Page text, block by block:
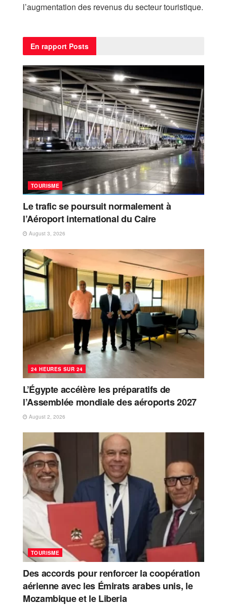
l’augmentation des revenus du secteur touristique.
En rapport Posts
TOURISME
Le trafic se poursuit normalement à
l’Aéroport international du Caire
August 3, 2026
24 HEURES SUR 24
L’Égypte accélère les préparatifs de
l’Assemblée mondiale des aéroports 2027
August 2, 2026
TOURISME
Des accords pour renforcer la coopération
aérienne avec les Émirats arabes unis, le
Mozambique et le Liberia